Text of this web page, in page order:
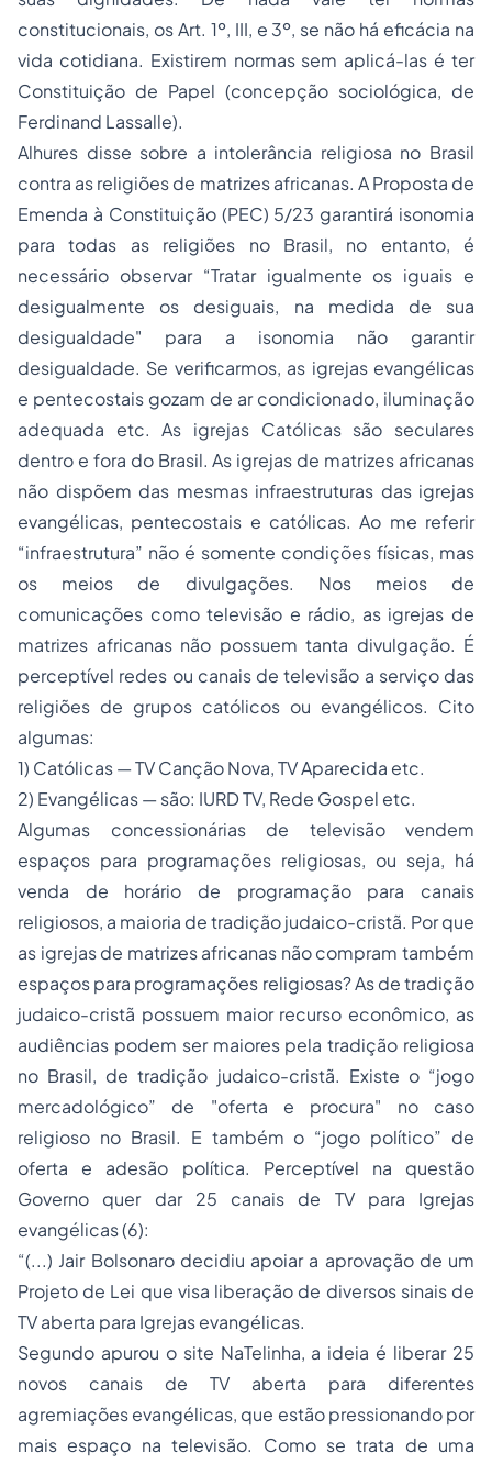
constitucionais, os Art. 1º, III, e 3º, se não há eficácia na
vida cotidiana. Existirem normas sem aplicá-las é ter
Constituição de Papel (concepção sociológica, de
Ferdinand Lassalle).
Alhures disse sobre a intolerância religiosa no Brasil
contra as religiões de matrizes africanas. A Proposta de
Emenda à Constituição (PEC) 5/23 garantirá isonomia
para todas as religiões no Brasil, no entanto, é
necessário observar “Tratar igualmente os iguais e
desigualmente os desiguais, na medida de sua
desigualdade" para a isonomia não garantir
desigualdade. Se verificarmos, as igrejas evangélicas
e pentecostais gozam de ar condicionado, iluminação
adequada etc. As igrejas Católicas são seculares
dentro e fora do Brasil. As igrejas de matrizes africanas
não dispõem das mesmas infraestruturas das igrejas
evangélicas, pentecostais e católicas. Ao me referir
“infraestrutura” não é somente condições físicas, mas
os meios de divulgações. Nos meios de
comunicações como televisão e rádio, as igrejas de
matrizes africanas não possuem tanta divulgação. É
perceptível redes ou canais de televisão a serviço das
religiões de grupos católicos ou evangélicos. Cito
algumas:
1) Católicas — TV Canção Nova, TV Aparecida etc.
2) Evangélicas — são: IURD TV, Rede Gospel etc.
Algumas concessionárias de televisão vendem
espaços para programações religiosas, ou seja, há
venda de horário de programação para canais
religiosos, a maioria de tradição judaico-cristã. Por que
as igrejas de matrizes africanas não compram também
espaços para programações religiosas? As de tradição
judaico-cristã possuem maior recurso econômico, as
audiências podem ser maiores pela tradição religiosa
no Brasil, de tradição judaico-cristã. Existe o “jogo
mercadológico” de "oferta e procura" no caso
religioso no Brasil. E também o “jogo político” de
oferta e adesão política. Perceptível na questão
Governo quer dar 25 canais de TV para Igrejas
evangélicas(6):
“(...) Jair Bolsonaro decidiu apoiar a aprovação de um
Projeto de Lei que visa liberação de diversos sinais de
TV aberta para Igrejas evangélicas.
Segundo apurou o site NaTelinha, a ideia é liberar 25
novos canais de TV aberta para diferentes
agremiações evangélicas, que estão pressionando por
mais espaço na televisão. Como se trata de uma